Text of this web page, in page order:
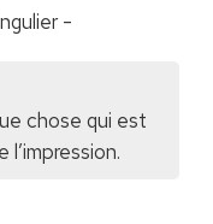
-
chose qui est